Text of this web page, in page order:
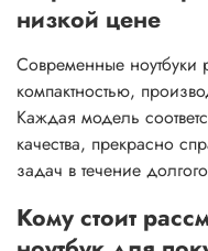
низкой цене
Современные ноутбуки
компактностью,
Каждая модель
качества, прекрасно
задач в течение
Кому стоит